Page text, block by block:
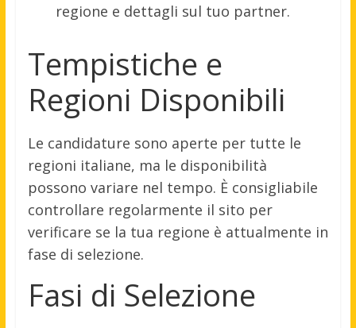
regione e dettagli sul tuo partner.
Tempistiche e
Regioni Disponibili
Le candidature sono aperte per tutte le
regioni italiane, ma le disponibilità
possono variare nel tempo. È consigliabile
controllare regolarmente il sito per
verificare se la tua regione è attualmente in
fase di selezione.
Fasi di Selezione